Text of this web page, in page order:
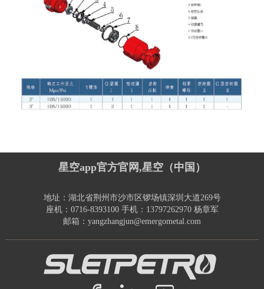
星空app官方官网,星空（中国）
地址：湖北省荆州市沙市区锣场镇深圳大道269号
座机：0716-8393100 手机：13797262970 杨章军
邮箱：yangzhangjun@emergometal.com